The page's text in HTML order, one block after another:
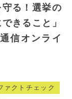
る！選挙の
きること」
信オンライ
ァクトチェック